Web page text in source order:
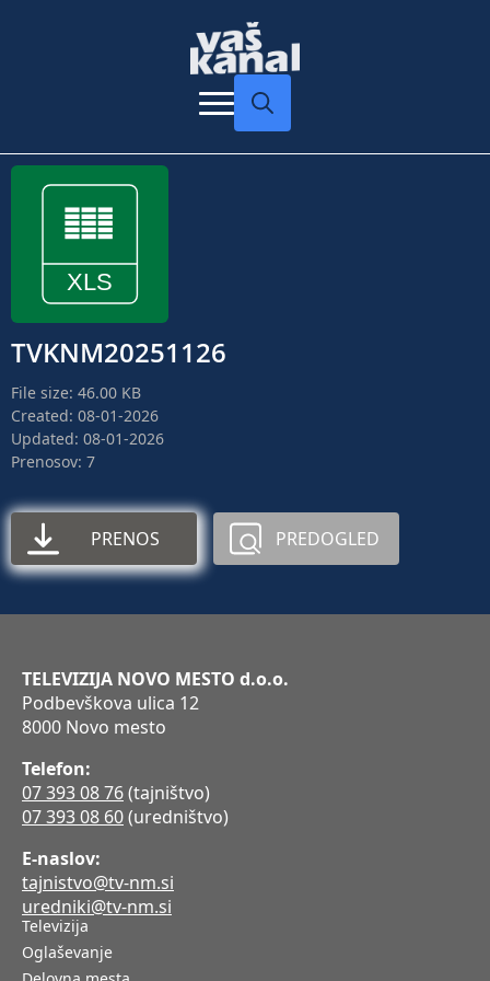
TVKNM20251126
File size: 46.00 KB
Created: 08-01-2026
Updated: 08-01-2026
Prenosov: 7
PRENOS PREDOGLED
TELEVIZIJA NOVO MESTO d.o.o.
Podbevškova ulica 12
8000 Novo mesto
Telefon:
07 393 08 76(tajništvo)
07 393 08 60(uredništvo)
E-naslov:
tajnistvo@tv-nm.si
uredniki@tv-nm.si
Televizija
Oglaševanje